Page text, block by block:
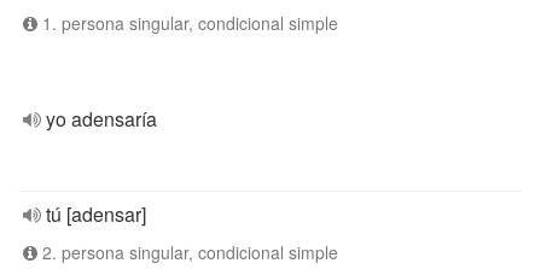
1. persona singular, condicional simple
yo adensaría
tú [adensar]
2. persona singular, condicional simple